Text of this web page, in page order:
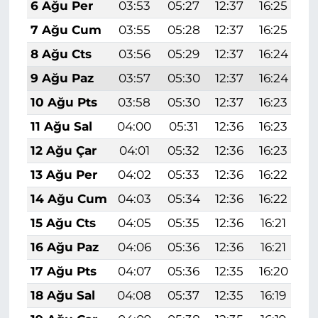
6 Ağu Per
03:53 05:27 12:37 16:25
7 Ağu Cum
03:55 05:28 12:37 16:25
8 Ağu Cts
03:56 05:29 12:37 16:24
9 Ağu Paz
03:57 05:30 12:37 16:24
10 Ağu Pts
03:58 05:30 12:37 16:23
11 Ağu Sal
04:00 05:31 12:36 16:23
12 Ağu Çar
04:01 05:32 12:36 16:23
13 Ağu Per
04:02 05:33 12:36 16:22
14 Ağu Cum
04:03 05:34 12:36 16:22
15 Ağu Cts
04:05 05:35 12:36 16:21
16 Ağu Paz
04:06 05:36 12:36 16:21
17 Ağu Pts
04:07 05:36 12:35 16:20
18 Ağu Sal
04:08 05:37 12:35 16:19